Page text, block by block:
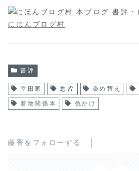
にほんブログ村
書評
幸田家 悉皆 染め替え
着物関係本 色かけ
藤香をフォローする